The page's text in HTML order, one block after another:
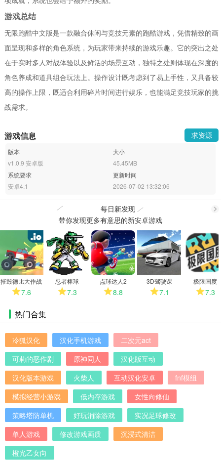
游戏总结
无限跑酷中文版是一款融合休闲与竞技元素的跑酷游戏，凭借精致的画
面呈现和多样的角色系统，为玩家带来持续的游戏乐趣。它的突出之处
在于实时多人对战体验以及鲜活的场景互动，独特之处则体现在深度的
角色养成和道具组合玩法上。操作设计既考虑到了易上手性，又具备较
高的操作上限，既适合利用碎片时间进行娱乐，也能满足竞技玩家的挑
战需求。
游戏信息 求资源
版本
v1.0.9 安卓版
大小
45.45MB
系统要求
安卓4.1
更新时间
2026-07-02 13:32:06
每日新发现
多
带你发现更多有意思的新安卓游戏
摧毁德比大作战
7.6
忍者棒球
7.3
点球达人2
8.8
3D驾驶课
7.1
极限国度
7.3
热门合集
冷狐汉化 汉化手机游戏
二次元act
可莉的恶作剧
原神同人
汉化版互动
汉化版本游戏
火柴人 互动汉化安卓
fnf模组
模拟经营小游戏
低内存游戏
女性向修仙
策略塔防单机
好玩消除游戏
实况足球修改
单人游戏
修改游戏画质
沉浸式清洁
橙光乙女向